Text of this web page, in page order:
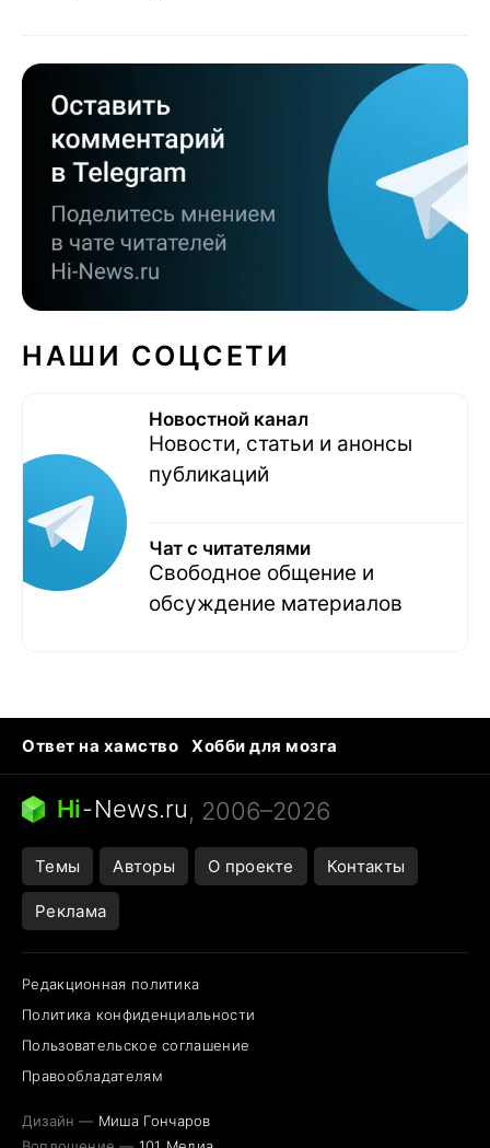
НАШИ СОЦСЕТИ
Новостной канал
Новости, статьи и анонсы
публикаций
Чат с читателями
Свободное общение и
обсуждение материалов
Ответ на хамство
Хобби для мозга
Бензин 100 vs 95
Тунцы в океанариуме
Следующая пандемия
Hi-News.ru, 2006–2026
Темы Авторы О проекте Контакты
Реклама
Редакционная политика
Политика конфиденциальности
Пользовательское соглашение
Правообладателям
Дизайн — Миша Гончаров